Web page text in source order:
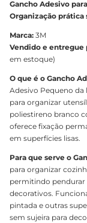
Gancho Adesivo
Organização prática
Marca: 3M
Vendido e entregue
em estoque)
O que é o Gancho
Adesivo Pequeno da
para organizar
poliestireno branco
oferece fixação
em superfícies lisas.
Para que serve o
para organizar
permitindo pendurar
decorativos.
pintada e outras
sem sujeira para